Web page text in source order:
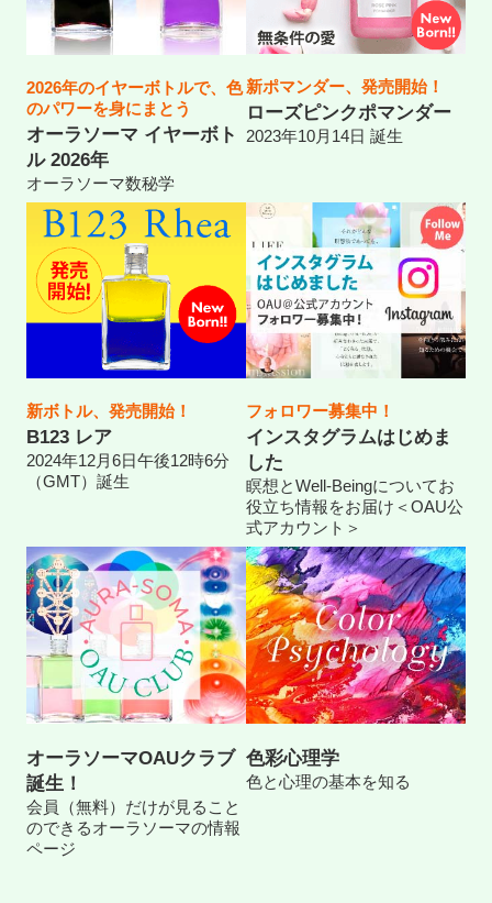
2026年のイヤーボトルで、色
のパワーを身にまとう
オーラソーマ イヤーボト
ル 2026年
オーラソーマ数秘学
新ポマンダー、発売開始！
ローズピンクポマンダー
2023年10月14日 誕生
新ボトル、発売開始！
B123 レア
2024年12月6日午後12時6分
（GMT）誕生
フォロワー募集中！
インスタグラムはじめま
した
瞑想とWell-Beingについてお
役立ち情報をお届け＜OAU公
式アカウント＞
オーラソーマOAUクラブ
誕生！
会員（無料）だけが見ること
のできるオーラソーマの情報
ページ
色彩心理学
色と心理の基本を知る